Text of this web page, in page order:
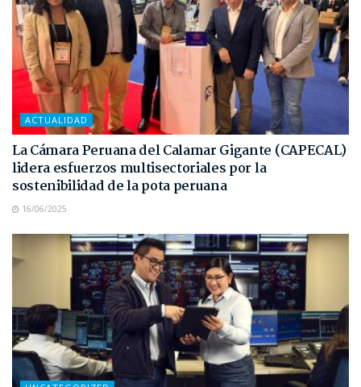
ACTUALIDAD
La Cámara Peruana del Calamar Gigante (CAPECAL)
lidera esfuerzos multisectoriales por la
sostenibilidad de la pota peruana
16/06/2025